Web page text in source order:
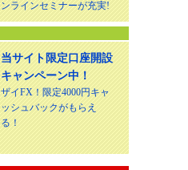
ンラインセミナーが充実!
当サイト限定口座開設
キャンペーン中！
ザイFX！限定4000円キャ
ッシュバックがもらえ
る！